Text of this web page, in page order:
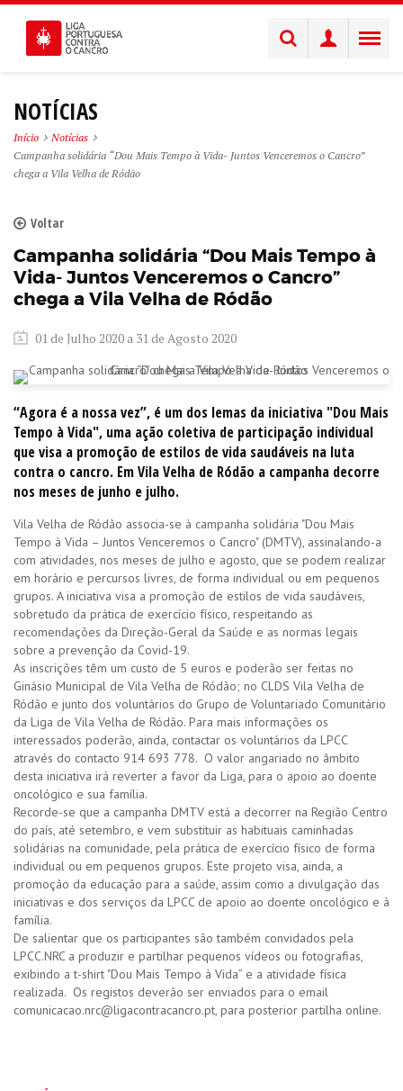
NOTÍCIAS
Início
Notícias
Campanha solidária “Dou Mais Tempo à Vida- Juntos Venceremos o Cancro”
chega a Vila Velha de Ródão
Voltar
Campanha solidária “Dou Mais Tempo à
Vida- Juntos Venceremos o Cancro”
chega a Vila Velha de Ródão
01 de Julho 2020 a 31 de Agosto 2020
“Agora é a nossa vez”, é um dos lemas da iniciativa "Dou Mais
Tempo à Vida", uma ação coletiva de participação individual
que visa a promoção de estilos de vida saudáveis na luta
contra o cancro. Em Vila Velha de Ródão a campanha decorre
nos meses de junho e julho.
Vila Velha de Ródão associa-se à campanha solidária "Dou Mais
Tempo à Vida – Juntos Venceremos o Cancro" (DMTV), assinalando-a
com atividades, nos meses de julho e agosto, que se podem realizar
em horário e percursos livres, de forma individual ou em pequenos
grupos. A iniciativa visa a promoção de estilos de vida saudáveis,
sobretudo da prática de exercício físico, respeitando as
recomendações da Direção-Geral da Saúde e as normas legais
sobre a prevenção da Covid-19.
As inscrições têm um custo de 5 euros e poderão ser feitas no
Ginásio Municipal de Vila Velha de Ródão; no CLDS Vila Velha de
Ródão e junto dos voluntários do Grupo de Voluntariado Comunitário
da Liga de Vila Velha de Ródão. Para mais informações os
interessados poderão, ainda, contactar os voluntários da LPCC
através do contacto 914 693 778. O valor angariado no âmbito
desta iniciativa irá reverter a favor da Liga, para o apoio ao doente
oncológico e sua família.
Recorde-se que a campanha DMTV está a decorrer na Região Centro
do país, até setembro, e vem substituir as habituais caminhadas
solidárias na comunidade, pela prática de exercício físico de forma
individual ou em pequenos grupos. Este projeto visa, ainda, a
promoção da educação para a saúde, assim como a divulgação das
iniciativas e dos serviços da LPCC de apoio ao doente oncológico e à
família.
De salientar que os participantes são também convidados pela
LPCC.NRC a produzir e partilhar pequenos vídeos ou fotografias,
exibindo a t-shirt "Dou Mais Tempo à Vida” e a atividade física
realizada. Os registos deverão ser enviados para o email
comunicacao.nrc@ligacontracancro.pt, para posterior partilha online.